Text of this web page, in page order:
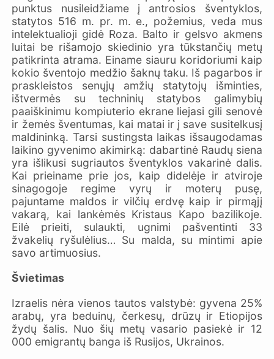
punktus nusileidžiame į antrosios šventyklos,
statytos 516 m. pr. m. e., požemius, veda mus
intelektualioji gidė Roza. Balto ir gelsvo akmens
luitai be rišamojo skiedinio yra tūkstančių metų
patikrinta atrama. Einame siauru koridoriumi kaip
kokio šventojo medžio šaknų taku. Iš pagarbos ir
praskleistos senųjų amžių statytojų išminties,
ištvermės su techninių statybos galimybių
paaiškinimu kompiuterio ekrane liejasi gili senovė
ir žemės šventumas, kai matai ir į save susitelkusį
maldininką. Tarsi sustingsta laikas išsaugodamas
laikino gyvenimo akimirką: dabartinė Raudų siena
yra išlikusi sugriautos šventyklos vakarinė dalis.
Kai prieiname prie jos, kaip didelėje ir atviroje
sinagogoje regime vyrų ir moterų pusę,
pajuntame maldos ir vilčių erdvę kaip ir pirmąjį
vakarą, kai lankėmės Kristaus Kapo bazilikoje.
Eilė prieiti, sulaukti, ugnimi pašventinti 33
žvakelių ryšulėlius… Su malda, su mintimi apie
savo artimuosius.
Švietimas
Izraelis nėra vienos tautos valstybė: gyvena 25%
arabų, yra beduinų, čerkesų, drūzų ir Etiopijos
žydų šalis. Nuo šių metų vasario pasiekė ir 12
000 emigrantų banga iš Rusijos, Ukrainos.